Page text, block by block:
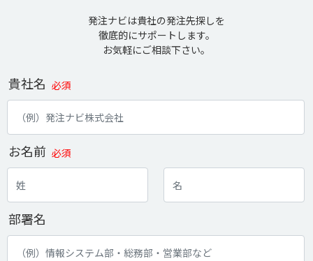
発注ナビは貴社の発注先探しを
徹底的にサポートします。
お気軽にご相談下さい。
貴社名 必須
お名前 必須
部署名